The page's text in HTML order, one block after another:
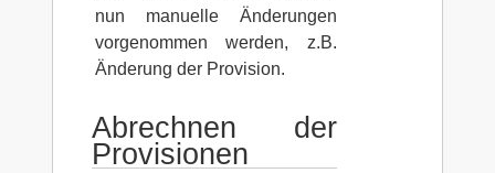
nun manuelle Änderungen
vorgenommen werden, z.B.
Änderung der Provision.
Abrechnen der
Provisionen